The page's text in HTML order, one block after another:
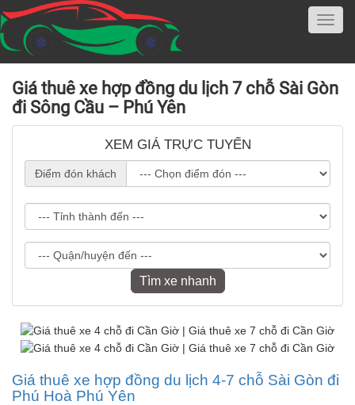
Giá thuê xe hợp đồng du lịch 7 chỗ Sài Gòn
đi Sông Cầu – Phú Yên
XEM GIÁ TRỰC TUYẾN
Điểm đón khách
Tìm xe nhanh
Giá thuê xe hợp đồng du lịch 4-7 chỗ Sài Gòn đi
Phú Hoà Phú Yên